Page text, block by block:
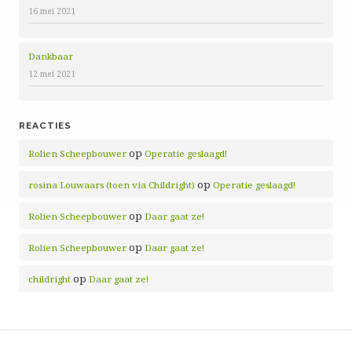
16 mei 2021
Dankbaar
12 mei 2021
REACTIES
Rolien Scheepbouwer op Operatie geslaagd!
rosina Louwaars (toen via Childright) op Operatie geslaagd!
Rolien Scheepbouwer op Daar gaat ze!
Rolien Scheepbouwer op Daar gaat ze!
childright op Daar gaat ze!